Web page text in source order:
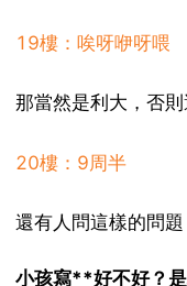
19樓：唉呀咿呀喂
那當然是利大，否
20樓：9周半
還有人問這樣的問題
小孩寫**好不好？